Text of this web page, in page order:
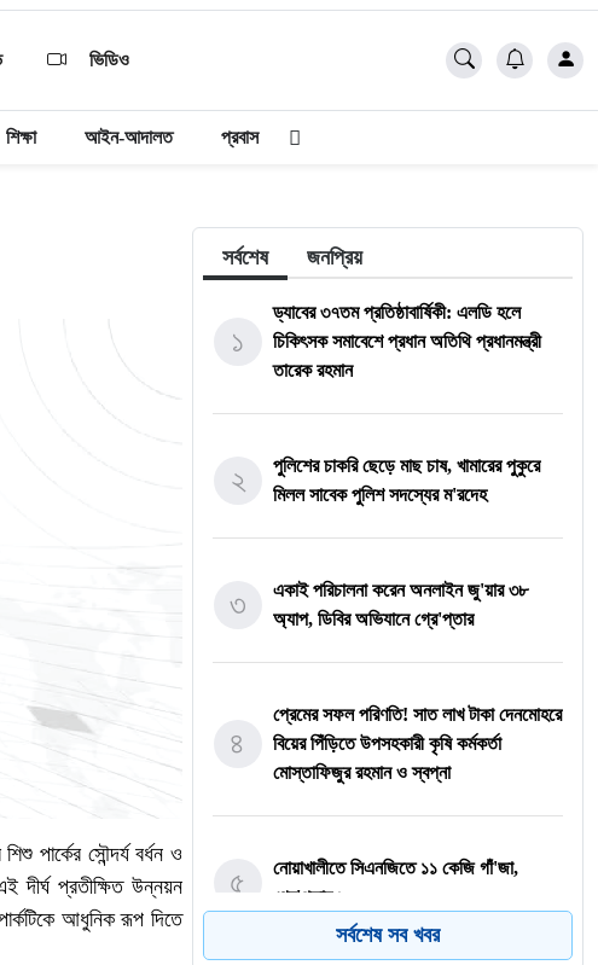
ভিডিও
শিক্ষা আইন-আদালত প্রবাস
পার্কের সৌন্দর্য বর্ধন ও
প্রতীক্ষিত উন্নয়ন
আধুনিক রূপ দিতে
সর্বশেষ জনপ্রিয়
১
ড্যাবের ৩৭তম প্রতিষ্ঠাবার্ষিকী: এলডি হলে
চিকিৎসক সমাবেশে প্রধান অতিথি প্রধানমন্ত্রী
তারেক রহমান
২
পুলিশের চাকরি ছেড়ে মাছ চাষ, খামারের পুকুরে
মিলল সাবেক পুলিশ সদস্যের ম'রদেহ
৩
একাই পরিচালনা করেন অনলাইন জু'য়ার ৩৮
অ্যাপ, ডিবির অভিযানে গ্রে'প্তার
৪
প্রেমের সফল পরিণতি! সাত লাখ টাকা দেনমোহরে
বিয়ের পিঁড়িতে উপসহকারী কৃষি কর্মকর্তা
মোস্তাফিজুর রহমান ও স্বপ্না
৫
নোয়াখালীতে সিএনজিতে ১১ কেজি গাঁ'জা,
গ্রে'প্তার ১
সর্বশেষ সব খবর